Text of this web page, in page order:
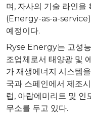
며, 자사의 기술 라인을
(Energy-as-a-service)
예정이다.
Ryse Energy는 고성
조업체로서 태양광 및
가 재생에너지 시스템
국과 스페인에서 제조
럽, 아랍에미리트 및 인
무소를 두고 있다.